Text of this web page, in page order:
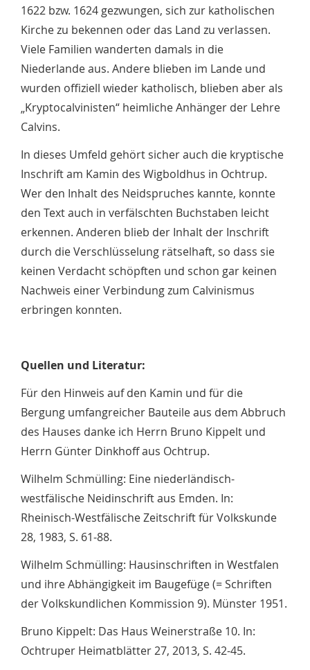
1622 bzw. 1624 gezwungen, sich zur katholischen
Kirche zu bekennen oder das Land zu verlassen.
Viele Familien wanderten damals in die
Niederlande aus. Andere blieben im Lande und
wurden offiziell wieder katholisch, blieben aber als
„Kryptocalvinisten“ heimliche Anhänger der Lehre
Calvins.
In dieses Umfeld gehört sicher auch die kryptische
Inschrift am Kamin des Wigboldhus in Ochtrup.
Wer den Inhalt des Neidspruches kannte, konnte
den Text auch in verfälschten Buchstaben leicht
erkennen. Anderen blieb der Inhalt der Inschrift
durch die Verschlüsselung rätselhaft, so dass sie
keinen Verdacht schöpften und schon gar keinen
Nachweis einer Verbindung zum Calvinismus
erbringen konnten.
Quellen und Literatur:
Für den Hinweis auf den Kamin und für die
Bergung umfangreicher Bauteile aus dem Abbruch
des Hauses danke ich Herrn Bruno Kippelt und
Herrn Günter Dinkhoff aus Ochtrup.
Wilhelm Schmülling: Eine niederländisch-
westfälische Neidinschrift aus Emden. In:
Rheinisch-Westfälische Zeitschrift für Volkskunde
28, 1983, S. 61-88.
Wilhelm Schmülling: Hausinschriften in Westfalen
und ihre Abhängigkeit im Baugefüge (= Schriften
der Volkskundlichen Kommission 9). Münster 1951.
Bruno Kippelt: Das Haus Weinerstraße 10. In:
Ochtruper Heimatblätter 27, 2013, S. 42-45.